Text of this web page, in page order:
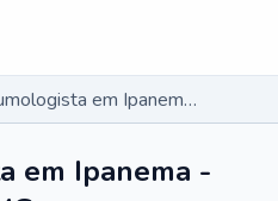
Pneumologista em Ipanema - MG
em Ipanema -